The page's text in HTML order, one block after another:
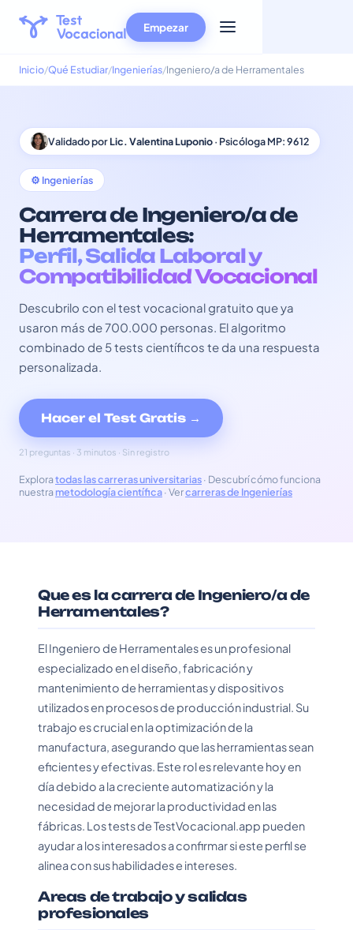
Empezar
Inicio Qué Estudiar Ingenierías Ingeniero/a de Herramentales
Validado porLic. Valentina Luponio· Psicóloga MP: 9612
⚙️ Ingenierías
Carrera de Ingeniero/a de
Herramentales:
Perfil, Salida Laboral y
Compatibilidad Vocacional
Descubrilo con el test vocacional gratuito que ya
usaron más de 700.000 personas. El algoritmo
combinado de 5 tests científicos te da una respuesta
personalizada.
Hacer el Test Gratis →
21 preguntas · 3 minutos · Sin registro
Exploratodas las carreras universitarias· Descubrí cómo funciona
nuestra metodología científica· Vercarreras de Ingenierías
Que es la carrera de Ingeniero/a de
Herramentales?
El Ingeniero de Herramentales es un profesional
especializado en el diseño, fabricación y
mantenimiento de herramientas y dispositivos
utilizados en procesos de producción industrial. Su
trabajo es crucial en la optimización de la
manufactura, asegurando que las herramientas sean
eficientes y efectivas. Este rol es relevante hoy en
día debido a la creciente automatización y la
necesidad de mejorar la productividad en las
fábricas. Los tests de TestVocacional.app pueden
ayudar a los interesados a confirmar si este perfil se
alinea con sus habilidades e intereses.
Areas de trabajo y salidas
profesionales